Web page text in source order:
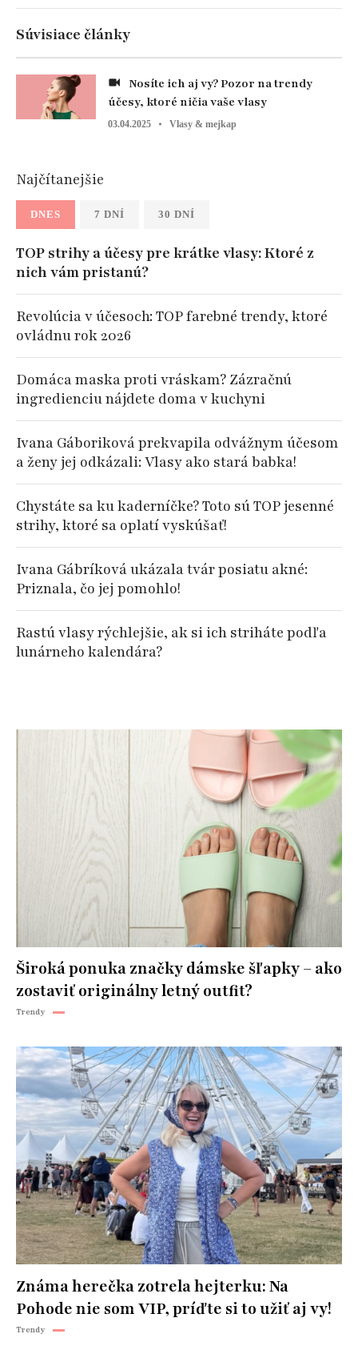
Súvisiace články
účesy, ktoré ničia vaše vlasy
03.04.2025 Vlasy & mejkap
Najčítanejšie
DNES 7 DNÍ 30 DNÍ
TOP strihy a účesy pre krátke vlasy: Ktoré z
nich vám pristanú?
Revolúcia v účesoch: TOP farebné trendy, ktoré
ovládnu rok 2026
Domáca maska proti vráskam? Zázračnú
ingredienciu nájdete doma v kuchyni
Ivana Gáboriková prekvapila odvážnym účesom
a ženy jej odkázali: Vlasy ako stará babka!
Chystáte sa ku kaderníčke? Toto sú TOP jesenné
strihy, ktoré sa oplatí vyskúšať!
Ivana Gábríková ukázala tvár posiatu akné:
Priznala, čo jej pomohlo!
Rastú vlasy rýchlejšie, ak si ich striháte podľa
lunárneho kalendára?
Široká ponuka značky dámske šľapky – ako
zostaviť originálny letný outfit?
Trendy
Známa herečka zotrela hejterku: Na
Pohode nie som VIP, príďte si to užiť aj vy!
Trendy